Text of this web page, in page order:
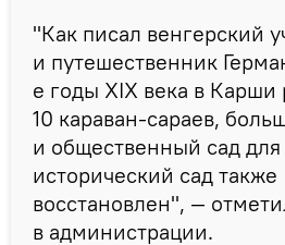
"Как писал венгерский
и путешественник
е годы XIX века в Карши
10 караван-сараев,
и общественный сад для
исторический сад также
восстановлен", —
в администрации.